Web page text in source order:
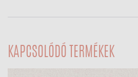
KAPCSOLÓDÓ TERMÉKEK